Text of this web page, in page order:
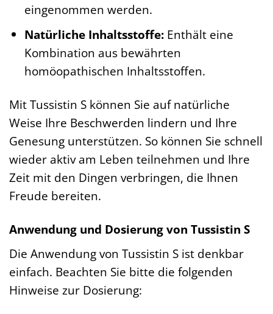
eingenommen werden.
Natürliche Inhaltsstoffe:Enthält eine
Kombination aus bewährten
homöopathischen Inhaltsstoffen.
Mit Tussistin S können Sie auf natürliche
Weise Ihre Beschwerden lindern und Ihre
Genesung unterstützen. So können Sie schnell
wieder aktiv am Leben teilnehmen und Ihre
Zeit mit den Dingen verbringen, die Ihnen
Freude bereiten.
Anwendung und Dosierung von Tussistin S
Die Anwendung von Tussistin S ist denkbar
einfach. Beachten Sie bitte die folgenden
Hinweise zur Dosierung: